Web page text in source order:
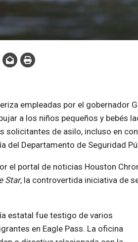
empleadas por el gobernador
a los niños pequeños y bebés
solicitantes de asilo, incluso en
del Departamento de Seguridad
el portal de noticias Houston
Star, la controvertida iniciativa de
estatal fue testigo de varios
en Eagle Pass. La oficina